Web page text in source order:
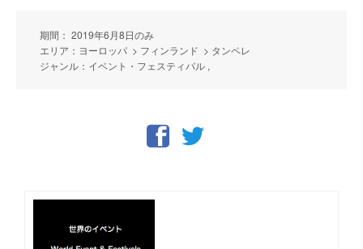
期間： 2019年6月8日のみ
エリア：ヨーロッパ > フィンランド > タンペレ
ジャンル：イベント・フェスティバル ,